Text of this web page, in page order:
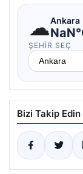
☁Ankara
ŞEHIR SEÇ
Bizi Takip Edin